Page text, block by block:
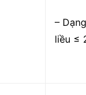
–
liều ≤